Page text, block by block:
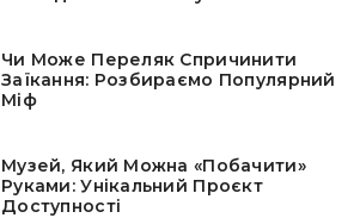
Чи Може Переляк Спричинити
Заїкання: Розбираємо Популярний
Міф
Музей, Який Можна «побачити»
Руками: Унікальний Проєкт
Доступності